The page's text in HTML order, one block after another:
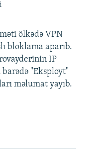
ölkədə VPN
bloklama aparıb.
IP
barədə "Eksployt"
məlumat yayıb.